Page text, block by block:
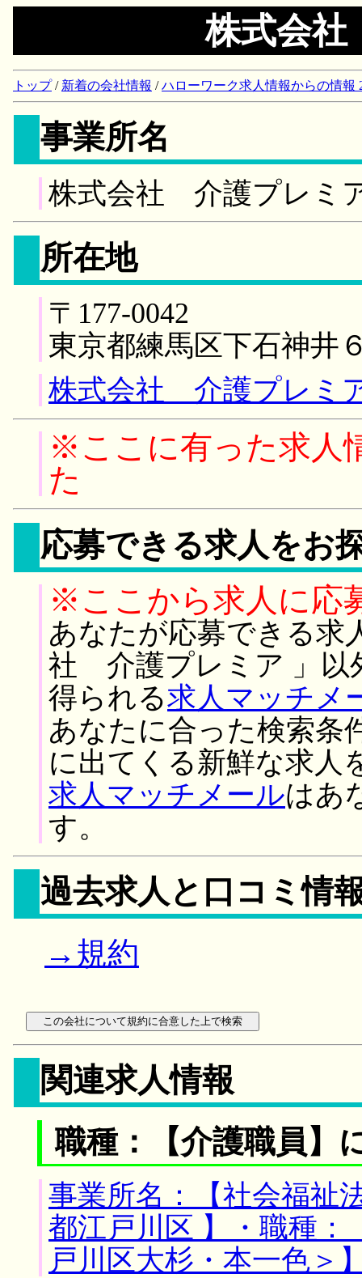
株式会
トップ/ 新着の会社情報 /ハローワーク求人情報からの情報
事業所名
株式会社 介護プレミ
所在地
〒177-0042
東京都練馬区下石神井
株式会社 介護プレミ
※ここに有った求人
た
応募できる求人をお
※ここから求人に応
あなたが応募できる求
社 介護プレミア 」以
得られる求人マッチメ
あなたに合った検索条
に出てくる新鮮な求人
求人マッチメールはあ
す。
過去求人と口コミ情
→規約
関連求人情報
職種：【介護職員】
事業所名：【社会福祉
都江戸川区 】・職種：
戸川区大杉・本一色＞